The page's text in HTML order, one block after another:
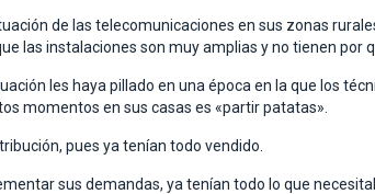
de las telecomunicaciones en sus zonas
las instalaciones son muy amplias y no tienen por
les haya pillado en una época en la que los
momentos en sus casas es «partir patatas».
pues ya tenían todo vendido.
sus demandas, ya tenían todo lo que